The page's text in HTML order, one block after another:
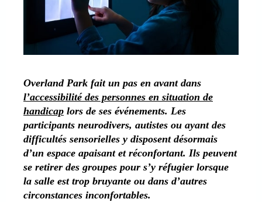
Overland Park fait un pas en avant dans
l’accessibilité des personnes en situation de
handicap lors de ses événements. Les
participants neurodivers, autistes ou ayant des
difficultés sensorielles y disposent désormais
d’un espace apaisant et réconfortant. Ils peuvent
se retirer des groupes pour s’y réfugier lorsque
la salle est trop bruyante ou dans d’autres
circonstances inconfortables.